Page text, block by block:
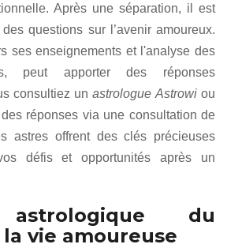
Après une séparation, il est
questions sur l’avenir amoureux.
ses enseignements et l'analyse des
peut apporter des réponses
consultiez unastrologue Astrowiou
réponses via une consultation de
astres offrent des clés précieuses
défis et opportunités après un
astrologique du
vie amoureuse